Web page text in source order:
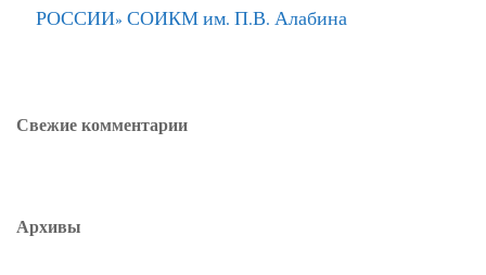
РОССИИ» СОИКМ им. П.В. Алабина
Свежие комментарии
Архивы